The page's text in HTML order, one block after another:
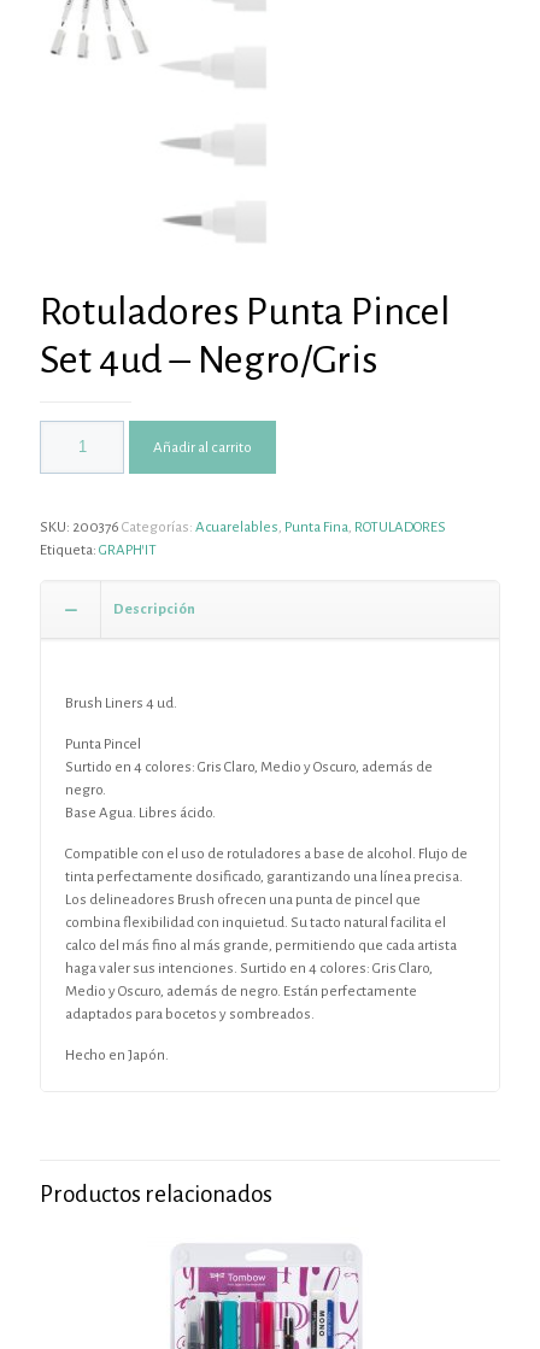
Rotuladores Punta Pincel
Set 4ud – Negro/Gris
Añadir al carrito
SKU: 200376 Categorías: Acuarelables, Punta Fina, ROTULADORES
Etiqueta: GRAPH'IT
Descripción
Brush Liners 4 ud.
Punta Pincel
Surtido en 4 colores: Gris Claro, Medio y Oscuro, además de
negro.
Base Agua. Libres ácido.
Compatible con el uso de rotuladores a base de alcohol. Flujo de
tinta perfectamente dosificado, garantizando una línea precisa.
Los delineadores Brush ofrecen una punta de pincel que
combina flexibilidad con inquietud. Su tacto natural facilita el
calco del más fino al más grande, permitiendo que cada artista
haga valer sus intenciones. Surtido en 4 colores: Gris Claro,
Medio y Oscuro, además de negro. Están perfectamente
adaptados para bocetos y sombreados.
Hecho en Japón.
Productos relacionados